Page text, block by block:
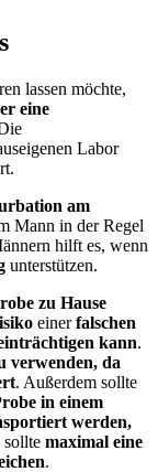
lassen möchte,
eine
Labor
am
Mann in der Regel
hilft es, wenn
unterstützen.
zu Hause
einerfalschen
kann.
verwenden, da
. Außerdem sollte
in einem
werden,
sollte maximal eine
.